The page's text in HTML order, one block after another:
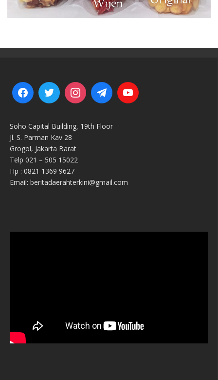
Soho Capital Building, 19th Floor
Jl. S. Parman Kav 28
Grogol, Jakarta Barat
Telp 021 – 505 15022
Hp : 0821 1369 9627
Email: beritadaerahterkini@gmail.com